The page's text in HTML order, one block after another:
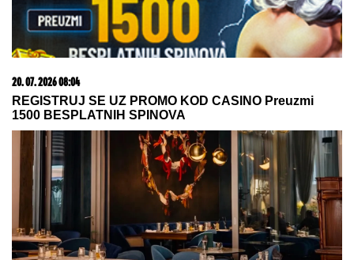
20. 07. 2026 08:04
REGISTRUJ SE UZ PROMO KOD CASINO Preuzmi
1500 BESPLATNIH SPINOVA